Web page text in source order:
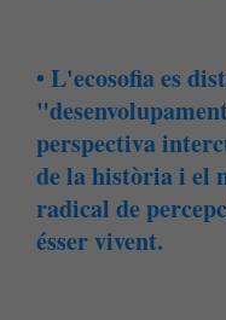
• L'ecosofia es
perspectiva
de la història i el
radical de
ésser vivent.